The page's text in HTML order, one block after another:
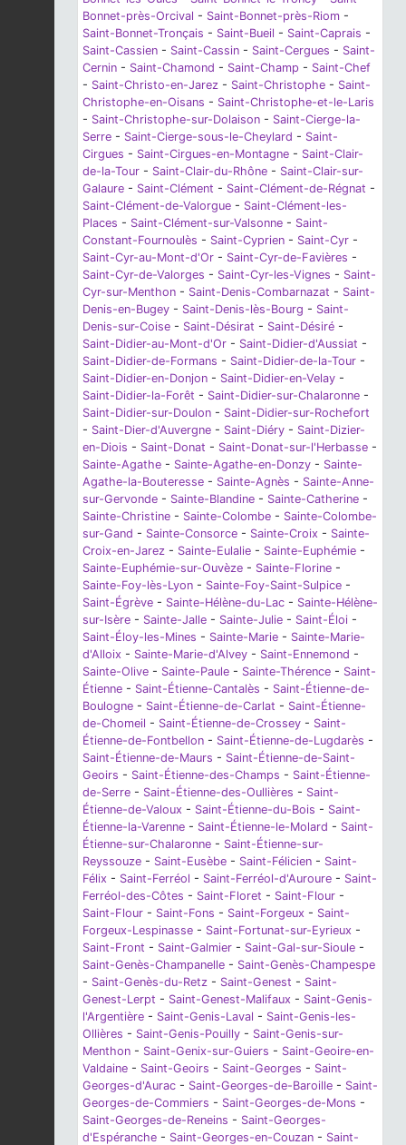
Bonnet-près-Orcival - Saint-Bonnet-près-Riom -
Saint-Bonnet-Tronçais - Saint-Bueil - Saint-Caprais -
Saint-Cassien - Saint-Cassin - Saint-Cergues - Saint-
Cernin - Saint-Chamond - Saint-Champ - Saint-Chef
- Saint-Christo-en-Jarez - Saint-Christophe - Saint-
Christophe-en-Oisans - Saint-Christophe-et-le-Laris
- Saint-Christophe-sur-Dolaison - Saint-Cierge-la-
Serre - Saint-Cierge-sous-le-Cheylard - Saint-
Cirgues - Saint-Cirgues-en-Montagne - Saint-Clair-
de-la-Tour - Saint-Clair-du-Rhône - Saint-Clair-sur-
Galaure - Saint-Clément - Saint-Clément-de-Régnat -
Saint-Clément-de-Valorgue - Saint-Clément-les-
Places - Saint-Clément-sur-Valsonne - Saint-
Constant-Fournoulès - Saint-Cyprien - Saint-Cyr -
Saint-Cyr-au-Mont-d'Or - Saint-Cyr-de-Favières -
Saint-Cyr-de-Valorges - Saint-Cyr-les-Vignes - Saint-
Cyr-sur-Menthon - Saint-Denis-Combarnazat - Saint-
Denis-en-Bugey - Saint-Denis-lès-Bourg - Saint-
Denis-sur-Coise - Saint-Désirat - Saint-Désiré -
Saint-Didier-au-Mont-d'Or - Saint-Didier-d'Aussiat -
Saint-Didier-de-Formans - Saint-Didier-de-la-Tour -
Saint-Didier-en-Donjon - Saint-Didier-en-Velay -
Saint-Didier-la-Forêt - Saint-Didier-sur-Chalaronne -
Saint-Didier-sur-Doulon - Saint-Didier-sur-Rochefort
- Saint-Dier-d'Auvergne - Saint-Diéry - Saint-Dizier-
en-Diois - Saint-Donat - Saint-Donat-sur-l'Herbasse -
Sainte-Agathe - Sainte-Agathe-en-Donzy - Sainte-
Agathe-la-Bouteresse - Sainte-Agnès - Sainte-Anne-
sur-Gervonde - Sainte-Blandine - Sainte-Catherine -
Sainte-Christine - Sainte-Colombe - Sainte-Colombe-
sur-Gand - Sainte-Consorce - Sainte-Croix - Sainte-
Croix-en-Jarez - Sainte-Eulalie - Sainte-Euphémie -
Sainte-Euphémie-sur-Ouvèze - Sainte-Florine -
Sainte-Foy-lès-Lyon - Sainte-Foy-Saint-Sulpice -
Saint-Égrève - Sainte-Hélène-du-Lac - Sainte-Hélène-
sur-Isère - Sainte-Jalle - Sainte-Julie - Saint-Éloi -
Saint-Éloy-les-Mines - Sainte-Marie - Sainte-Marie-
d'Alloix - Sainte-Marie-d'Alvey - Saint-Ennemond -
Sainte-Olive - Sainte-Paule - Sainte-Thérence - Saint-
Étienne - Saint-Étienne-Cantalès - Saint-Étienne-de-
Boulogne - Saint-Étienne-de-Carlat - Saint-Étienne-
de-Chomeil - Saint-Étienne-de-Crossey - Saint-
Étienne-de-Fontbellon - Saint-Étienne-de-Lugdarès -
Saint-Étienne-de-Maurs - Saint-Étienne-de-Saint-
Geoirs - Saint-Étienne-des-Champs - Saint-Étienne-
de-Serre - Saint-Étienne-des-Oullières - Saint-
Étienne-de-Valoux - Saint-Étienne-du-Bois - Saint-
Étienne-la-Varenne - Saint-Étienne-le-Molard - Saint-
Étienne-sur-Chalaronne - Saint-Étienne-sur-
Reyssouze - Saint-Eusèbe - Saint-Félicien - Saint-
Félix - Saint-Ferréol - Saint-Ferréol-d'Auroure - Saint-
Ferréol-des-Côtes - Saint-Floret - Saint-Flour -
Saint-Flour - Saint-Fons - Saint-Forgeux - Saint-
Forgeux-Lespinasse - Saint-Fortunat-sur-Eyrieux -
Saint-Front - Saint-Galmier - Saint-Gal-sur-Sioule -
Saint-Genès-Champanelle - Saint-Genès-Champespe
- Saint-Genès-du-Retz - Saint-Genest - Saint-
Genest-Lerpt - Saint-Genest-Malifaux - Saint-Genis-
l'Argentière - Saint-Genis-Laval - Saint-Genis-les-
Ollières - Saint-Genis-Pouilly - Saint-Genis-sur-
Menthon - Saint-Genix-sur-Guiers - Saint-Geoire-en-
Valdaine - Saint-Geoirs - Saint-Georges - Saint-
Georges-d'Aurac - Saint-Georges-de-Baroille - Saint-
Georges-de-Commiers - Saint-Georges-de-Mons -
Saint-Georges-de-Reneins - Saint-Georges-
d'Espéranche - Saint-Georges-en-Couzan - Saint-